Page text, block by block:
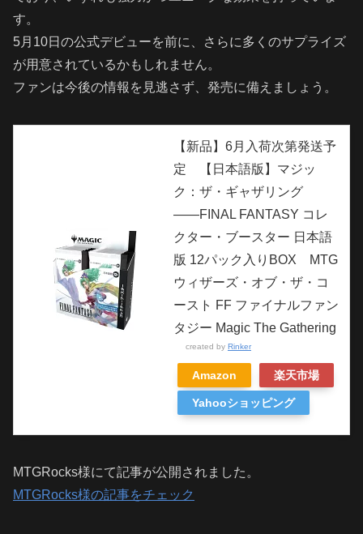
す。
5月10日の公式デビューを前に、さらに多くのサプライズ
が用意されているかもしれません。
ファンは今後の情報を見逃さず、発売に備えましょう。
【新品】6月入荷次第発送予
定 【日本語版】マジッ
ク：ザ・ギャザリング
――FINAL FANTASY コレ
クター・ブースター 日本語
版 12パック入りBOX MTG
ウィザーズ・オブ・ザ・コ
ースト FF ファイナルファン
タジー Magic The Gathering
created by Rinker
Amazon 楽天市場
Yahooショッピング
MTGRocks様にて記事が公開されました。
MTGRocks様の記事をチェック